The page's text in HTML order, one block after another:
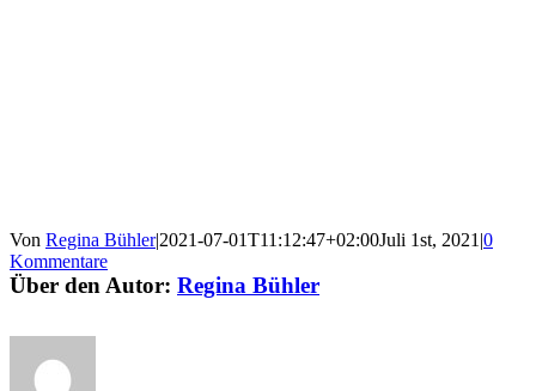
Von Regina Bühler|2021-07-01T11:12:47+02:00Juli 1st, 2021 |0
Kommentare
Über den Autor: Regina Bühler